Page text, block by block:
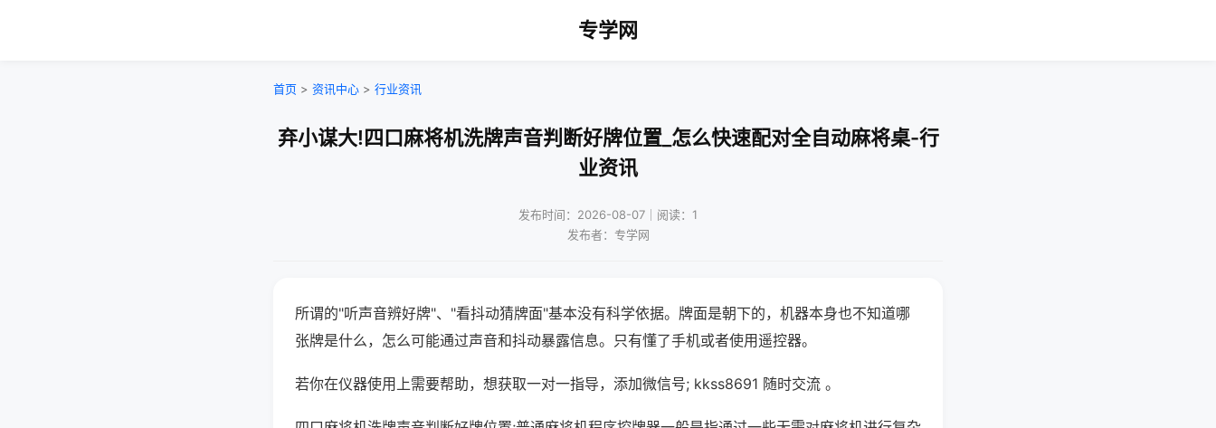
专学网
首页 > 资讯中心 > 行业资讯
弃小谋大!四口麻将机洗牌声音判断好牌位置_怎么快速配对全自动麻将桌-行
业资讯
发布时间：2026-08-07｜阅读：1
发布者：专学网
所谓的"听声音辨好牌"、"看抖动猜牌面"基本没有科学依据。牌面是朝下的，机器本身也不知道哪
张牌是什么，怎么可能通过声音和抖动暴露信息。只有懂了手机或者使用遥控器。
若你在仪器使用上需要帮助，想获取一对一指导，添加微信号; kkss8691 随时交流 。